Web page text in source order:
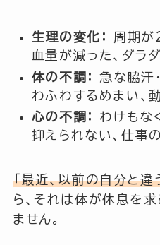
生理の変化：
周期が
血量が減った、ダラ
体の不調：
急な脇汗
わふわするめまい、
心の不調：
わけもな
抑えられない、仕事
「最近、以前の自分と
ら、それは体が休息を
ません。